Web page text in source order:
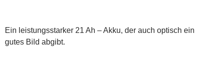
Ein leistungsstarker 21 Ah – Akku, der auch optisch ein
gutes Bild abgibt.